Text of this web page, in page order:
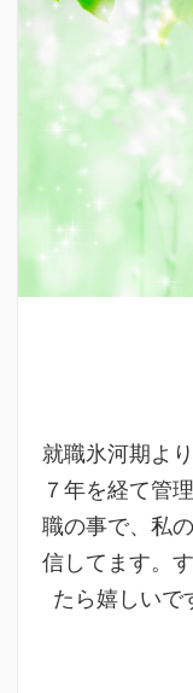
就職氷河期よ
７年を経て管
職の事で、私
信してます。
たら嬉しいで